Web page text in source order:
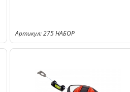
Артикул: 275 НАБОР